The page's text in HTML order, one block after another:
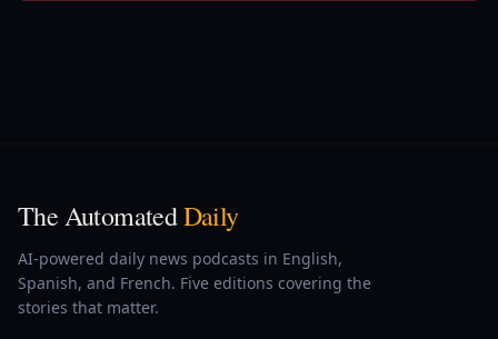
The AutomatedDaily
AI-powered daily news podcasts in English,
Spanish, and French. Five editions covering the
stories that matter.